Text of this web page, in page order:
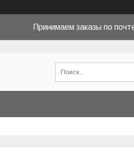
Принимаем заказы по